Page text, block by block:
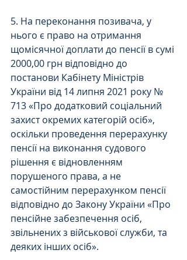
5. На переконання позивача, у
нього є право на отримання
щомісячної доплати до пенсії в сумі
2000,00 грн відповідно до
постанови Кабінету Міністрів
України від 14 липня 2021 року №
713 «Про додатковий соціальний
захист окремих категорій осіб»,
оскільки проведення перерахунку
пенсії на виконання судового
рішення є відновленням
порушеного права, а не
самостійним перерахунком пенсії
відповідно до Закону України «Про
пенсійне забезпечення осіб,
звільнених з військової служби, та
деяких інших осіб».